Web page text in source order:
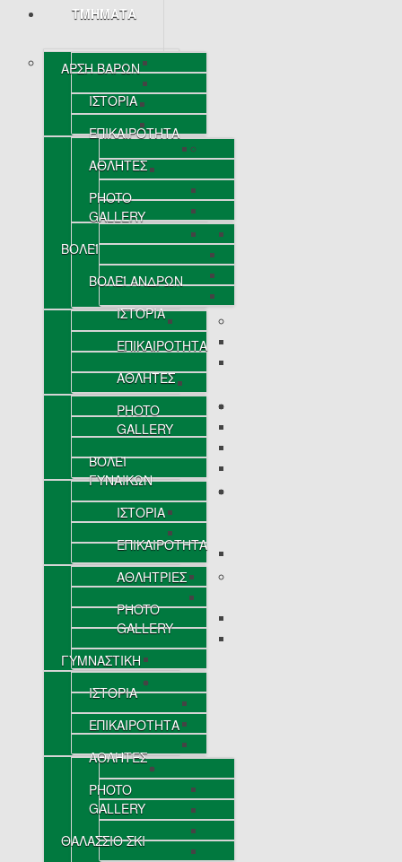
ΤΜΗΜΑΤΑ
ΑΡΣΗ ΒΑΡΩΝ
ΙΣΤΟΡΙΑ
ΕΠΙΚΑΙΡΟΤΗΤΑ
ΑΘΛΗΤΕΣ
PHOTO
GALLERY
ΒΟΛΕΪ
ΒΟΛΕΪ ΑΝΔΡΩΝ
ΙΣΤΟΡΙΑ
ΕΠΙΚΑΙΡΟΤΗΤΑ
ΑΘΛΗΤΕΣ
PHOTO
GALLERY
ΒΟΛΕΪ
ΓΥΝΑΙΚΩΝ
ΙΣΤΟΡΙΑ
ΕΠΙΚΑΙΡΟΤΗΤΑ
ΑΘΛΗΤΡΙΕΣ
PHOTO
GALLERY
ΓΥΜΝΑΣΤΙΚΗ
ΙΣΤΟΡΙΑ
ΕΠΙΚΑΙΡΟΤΗΤΑ
ΑΘΛΗΤΕΣ
PHOTO
GALLERY
ΘΑΛΑΣΣΙΟ ΣΚΙ